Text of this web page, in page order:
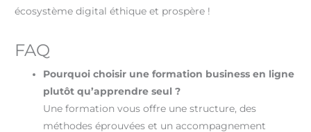
écosystème digital éthique et prospère !
FAQ
Pourquoi choisir une formation business en ligne
plutôt qu’apprendre seul ?
Une formation vous offre une structure, des
méthodes éprouvées et un accompagnement